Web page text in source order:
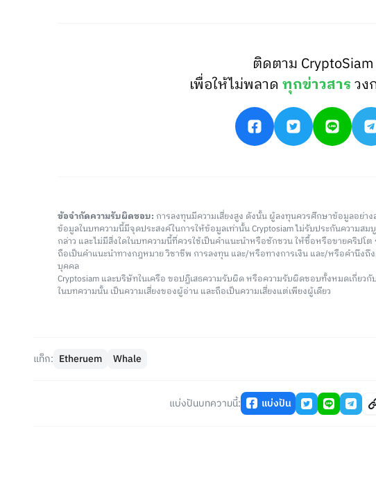
ติดตาม CryptoSiam
เพื่อให้ไม่พลาดทุกข่าวสารวง
ข้อจำกัดความรับผิดชอบ: การลงทุนมีความเสี่ยงสูง ดังนั้น ผู้ลงทุนควรศึกษาข้อมูลอย่า
ข้อมูลในบทความนี้มีจุดประสงค์ในการให้ข้อมูลเท่านั้น Cryptosiam ไม่รับประกันความ
กล่าว และไม่มีสิ่งใดในบทความนี้ที่ควรใช้เป็นคำแนะนำหรือชักชวน ให้ซื้อหรือขายคริปโ
ถือเป็นคำแนะนำทางกฎหมาย วิชาชีพ การลงทุน และ/หรือทางการเงิน และ/หรือคำนึง
บุคคล
Cryptosiam และบริษัทในเครือ ขอปฏิเสธความรับผิด หรือความรับผิดชอบทั้งหมดเกี่ยว
ในบทความนั้น เป็นความเสี่ยงของผู้อ่าน และถือเป็นความเสี่ยงแต่เพียงผู้เดียว
แท็ก: Etheruem Whale
แบ่งปันบทความนี้: แบ่งปัน